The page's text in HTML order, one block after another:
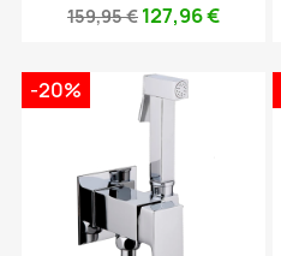
159,95 € 127,96 €
-20%